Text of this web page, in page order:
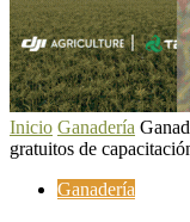
Inicio Ganadería
gratuitos de
Ganadería